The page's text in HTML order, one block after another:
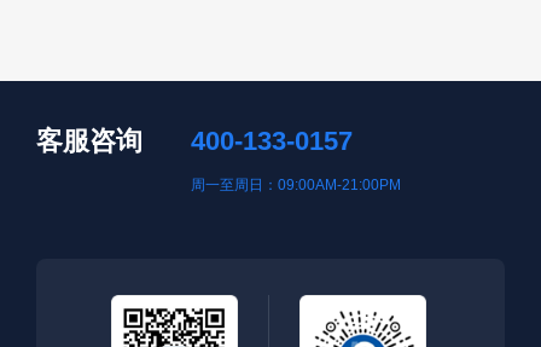
客服咨询 400-133-0157
周一至周日：09:00AM-21:00PM